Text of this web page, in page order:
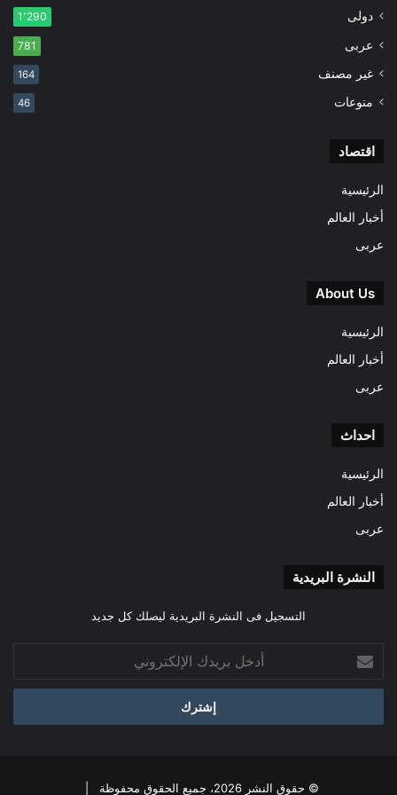
دولى 1٬290
عربى 781
غير مصنف 164
منوعات 46
اقتصاد
الرئيسية
أخبار العالم
عربى
About Us
الرئيسية
أخبار العالم
عربى
احداث
الرئيسية
أخبار العالم
عربى
النشرة البريدية
التسجيل فى النشرة البريدية ليصلك كل جديد
بريدك
الإلكتروني
© حقوق النشر 2026، جميع الحقوق محفوظة |